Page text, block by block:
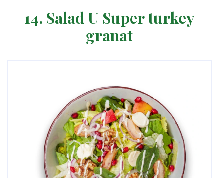
14. Salad U Super turkey
granat